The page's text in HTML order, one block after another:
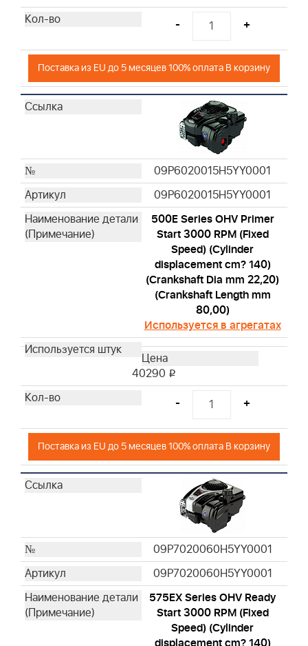
- +
Поставка из EU до 5 месяцев 100% оплата В корзину
09P6020015H5YY0001
09P6020015H5YY0001
500E Series OHV Primer
Start 3000 RPM (Fixed
Speed) (Cylinder
displacement cm? 140)
(Crankshaft Dia mm 22,20)
(Crankshaft Length mm
80,00)
Используется в агрегатах
40290 i
- +
Поставка из EU до 5 месяцев 100% оплата В корзину
09P7020060H5YY0001
09P7020060H5YY0001
575EX Series OHV Ready
Start 3000 RPM (Fixed
Speed) (Cylinder